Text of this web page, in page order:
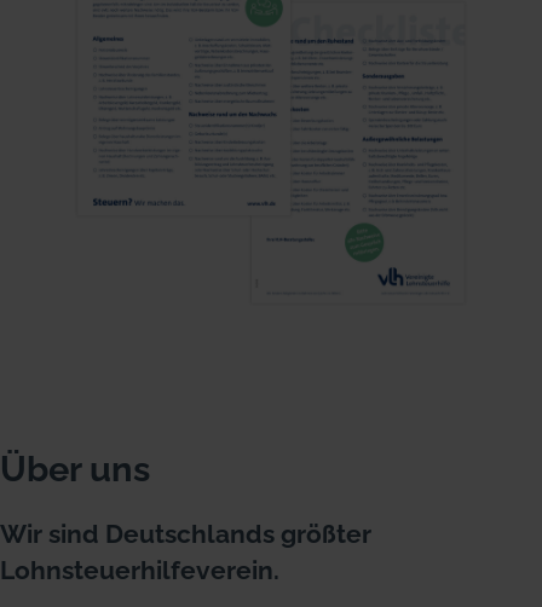
Über uns
Wir sind Deutschlands größter
Lohnsteuerhilfeverein.